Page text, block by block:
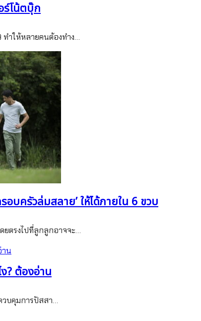
ร์โน้ตบุ๊ก
ทำให้หลายคนต้องทำง…
บครัวล่มสลาย’ ให้ได้ภายใน 6 ขวบ
ยตรงไปที่ลูกลูกอาจจะ…
? ต้องอ่าน
วบคุมการปัสสา…